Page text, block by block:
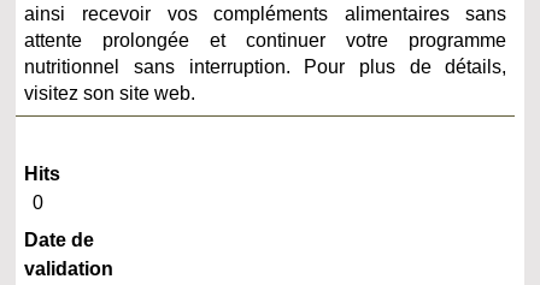
ainsi recevoir vos compléments alimentaires sans
attente prolongée et continuer votre programme
nutritionnel sans interruption. Pour plus de détails,
visitez son site web.
Hits
0
Date de
validation